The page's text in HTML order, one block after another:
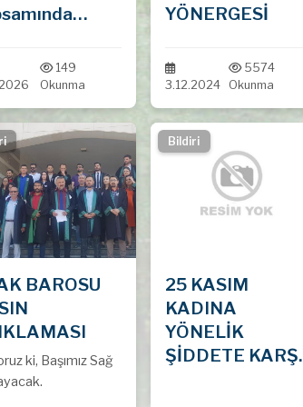
ve
vekalet
olduğu
149
Okunma
YÖNERGESİ
3.12.2024
5574
Okunma
BAROSU
ki, Başımız Sağ
Bildiri
25 KASIM
KADINA
YÖNELİK
ŞİDDETE KARŞI